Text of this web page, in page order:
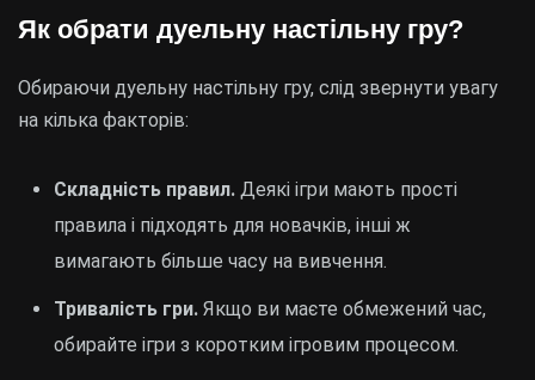
Як обрати дуельну настільну гру?
Обираючи дуельну настільну гру, слід звернути увагу
на кілька факторів:
Складність правил. Деякі ігри мають прості
правила і підходять для новачків, інші ж
вимагають більше часу на вивчення.
Тривалість гри. Якщо ви маєте обмежений час,
обирайте ігри з коротким ігровим процесом.